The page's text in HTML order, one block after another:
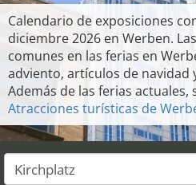
Calendario de exposiciones
diciembre 2026 en Werben.
comunes en las ferias en
adviento, artículos de navidad
Además de las ferias actuales,
Atracciones turísticas de